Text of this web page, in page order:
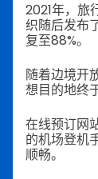
2021年，旅
织随后发布
复至88%。
随着边境开
想目的地终
在线预订网
的机场登机
顺畅。